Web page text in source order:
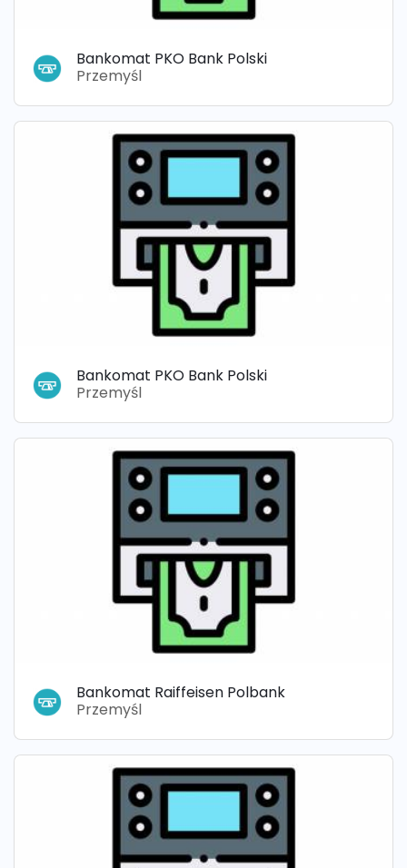
Bankomat PKO Bank Polski
Przemyśl
Bankomat PKO Bank Polski
Przemyśl
Bankomat Raiffeisen Polbank
Przemyśl